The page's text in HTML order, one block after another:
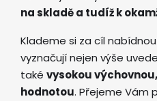
na skladě a tudíž k
Klademe si za cíl
vyznačují nejen výše
také vysokou
hodnotou. Přejeme Vám